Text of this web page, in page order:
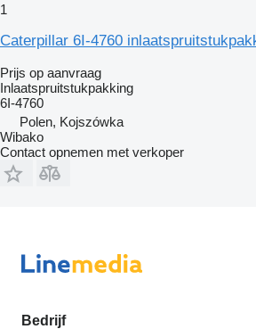
1
Caterpillar 6I-4760
Prijs op aanvraag
Inlaatspruitstukpakking
6I-4760
Polen, Kojszówka
Wibako
Contact opnemen met verkoper
Bedrijf